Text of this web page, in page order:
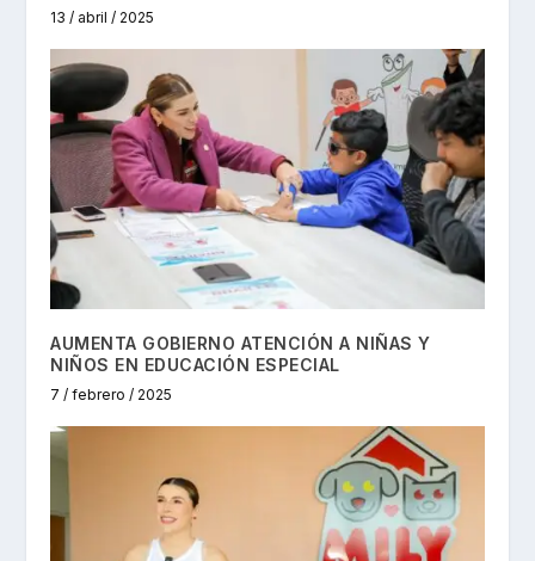
13 / abril / 2025
AUMENTA GOBIERNO ATENCIÓN A NIÑAS Y
NIÑOS EN EDUCACIÓN ESPECIAL
7 / febrero / 2025